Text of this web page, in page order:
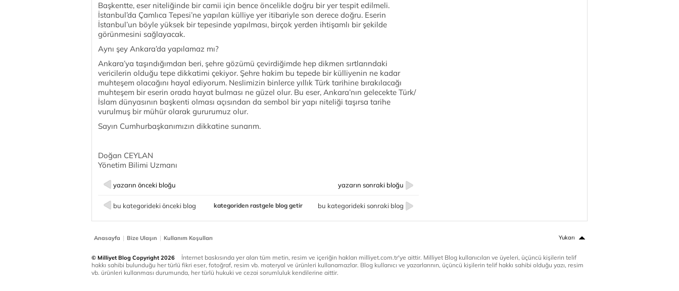
Başkentte, eser niteliğinde bir camii için bence öncelikle doğru bir yer tespit edilmeli.
İstanbul’da Çamlıca Tepesi’ne yapılan külliye yer itibariyle son derece doğru. Eserin
İstanbul’un böyle yüksek bir tepesinde yapılması, birçok yerden ihtişamlı bir şekilde
görünmesini sağlayacak.
Aynı şey Ankara’da yapılamaz mı?
Ankara’ya taşındığımdan beri, şehre gözümü çevirdiğimde hep dikmen sırtlarındaki
vericilerin olduğu tepe dikkatimi çekiyor. Şehre hakim bu tepede bir külliyenin ne kadar
muhteşem olacağını hayal ediyorum. Neslimizin binlerce yıllık Türk tarihine bırakılacağı
muhteşem bir eserin orada hayat bulması ne güzel olur. Bu eser, Ankara’nın gelecekte Türk/
İslam dünyasının başkenti olması açısından da sembol bir yapı niteliği taşırsa tarihe
vurulmuş bir mühür olarak gururumuz olur.
Sayın Cumhurbaşkanımızın dikkatine sunarım.
Doğan CEYLAN
Yönetim Bilimi Uzmanı
yazarın önceki bloğu yazarın sonraki bloğu
bu kategorideki önceki blog bu kategorideki sonraki blog
kategoriden rastgele blog getir
Anasayfa | Bize Ulaşın | Kullanım Koşulları Yukarı
© Milliyet Blog Copyright 2026
İnternet baskısında yer alan tüm metin, resim ve içeriğin hakları milliyet.com.tr'ye aittir. Milliyet Blog kullanıcıları ve üyeleri, üçüncü kişilerin telif
hakkı sahibi bulunduğu her türlü fikri eser, fotoğraf, resim vb. materyal ve ürünleri kullanamazlar. Blog kullanıcı ve yazarlarının, üçüncü kişilerin telif hakkı sahibi olduğu yazı, resim
vb. ürünleri kullanması durumunda, her türlü hukuki ve cezai sorumluluk kendilerine aittir.